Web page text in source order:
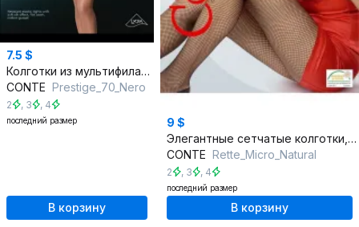
7.5 $
Колготки из мультифиламентных нитей, шёлковая элегантность, круглый год
CONTE Prestigе_70_Nero
2 , 3 , 4
последний размер
В корзину
9 $
Элегантные сетчатые колготки, акцент на ногах, круглый год
CONTE Rette_Micro_Natural
2 , 3 , 4
последний размер
В корзину